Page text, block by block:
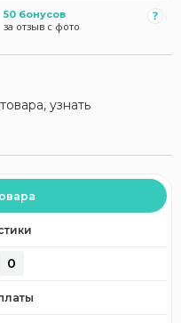
50 бонусов
за отзыв с фото
узнать
0